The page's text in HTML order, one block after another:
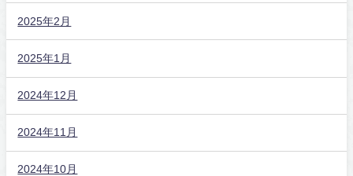
2025年2月
2025年1月
2024年12月
2024年11月
2024年10月